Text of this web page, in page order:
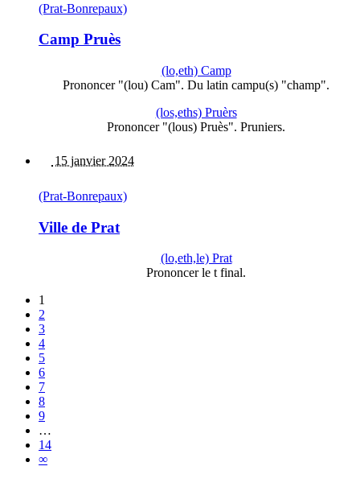
(Prat-Bonrepaux)
Camp Pruès
(lo,eth) Camp
Prononcer "(lou) Cam". Du latin campu(s) "champ".
(los,eths) Pruèrs
Prononcer "(lous) Pruès". Pruniers.
15 janvier 2024
(Prat-Bonrepaux)
Ville de Prat
(lo,eth,le) Prat
Prononcer le t final.
1
2
3
4
5
6
7
8
9
…
14
∞